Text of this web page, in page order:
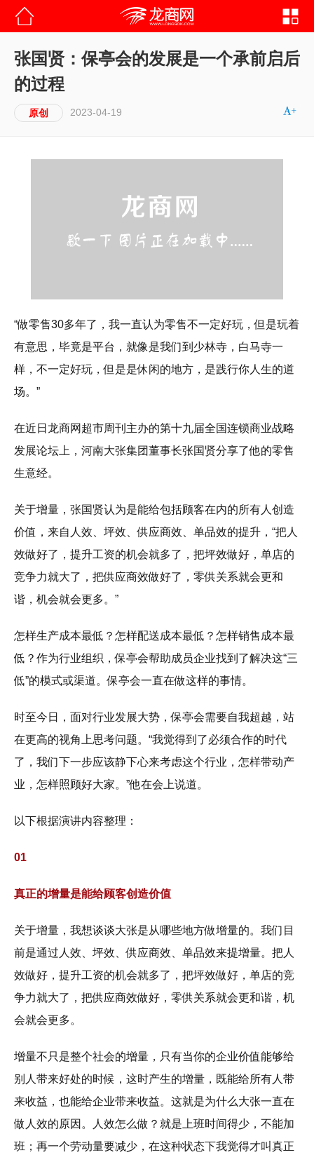
张国贤：保亭会的发展是一个承前启后
的过程
原创 2023-04-19
“做零售30多年了，我一直认为零售不一定好玩，但是玩着
有意思，毕竟是平台，就像是我们到少林寺，白马寺一
样，不一定好玩，但是是休闲的地方，是践行你人生的道
场。”
在近日龙商网超市周刊主办的第十九届全国连锁商业战略
发展论坛上，河南大张集团董事长张国贤分享了他的零售
生意经。
关于增量，张国贤认为是能给包括顾客在内的所有人创造
价值，来自人效、坪效、供应商效、单品效的提升，“把人
效做好了，提升工资的机会就多了，把坪效做好，单店的
竞争力就大了，把供应商效做好了，零供关系就会更和
谐，机会就会更多。”
怎样生产成本最低？怎样配送成本最低？怎样销售成本最
低？作为行业组织，保亭会帮助成员企业找到了解决这“三
低”的模式或渠道。保亭会一直在做这样的事情。
时至今日，面对行业发展大势，保亭会需要自我超越，站
在更高的视角上思考问题。“我觉得到了必须合作的时代
了，我们下一步应该静下心来考虑这个行业，怎样带动产
业，怎样照顾好大家。”他在会上说道。
以下根据演讲内容整理：
01
真正的增量是能给顾客创造价值
关于增量，我想谈谈大张是从哪些地方做增量的。我们目
前是通过人效、坪效、供应商效、单品效来提增量。把人
效做好，提升工资的机会就多了，把坪效做好，单店的竞
争力就大了，把供应商效做好，零供关系就会更和谐，机
会就会更多。
增量不只是整个社会的增量，只有当你的企业价值能够给
别人带来好处的时候，这时产生的增量，既能给所有人带
来收益，也能给企业带来收益。这就是为什么大张一直在
做人效的原因。人效怎么做？就是上班时间得少，不能加
班；再一个劳动量要减少，在这种状态下我觉得才叫真正